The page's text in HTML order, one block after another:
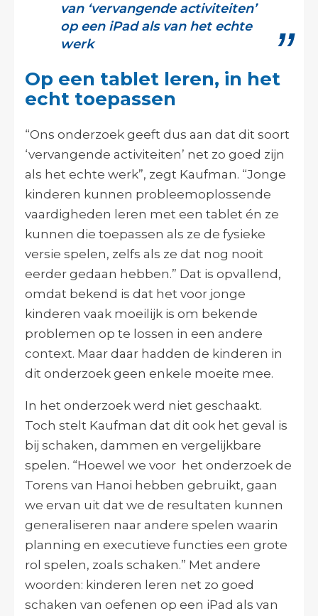
van ‘vervangende activiteiten’
op een iPad als van het echte
werk
Op een tablet leren, in het
echt toepassen
“Ons onderzoek geeft dus aan dat dit soort
‘vervangende activiteiten’ net zo goed zijn
als het echte werk”, zegt Kaufman. “Jonge
kinderen kunnen probleemoplossende
vaardigheden leren met een tablet én ze
kunnen die toepassen als ze de fysieke
versie spelen, zelfs als ze dat nog nooit
eerder gedaan hebben.” Dat is opvallend,
omdat bekend is dat het voor jonge
kinderen vaak moeilijk is om bekende
problemen op te lossen in een andere
context. Maar daar hadden de kinderen in
dit onderzoek geen enkele moeite mee.
In het onderzoek werd niet geschaakt.
Toch stelt Kaufman dat dit ook het geval is
bij schaken, dammen en vergelijkbare
spelen. “Hoewel we voor het onderzoek de
Torens van Hanoi hebben gebruikt, gaan
we ervan uit dat we de resultaten kunnen
generaliseren naar andere spelen waarin
planning en executieve functies een grote
rol spelen, zoals schaken.” Met andere
woorden: kinderen leren net zo goed
schaken van oefenen op een iPad als van